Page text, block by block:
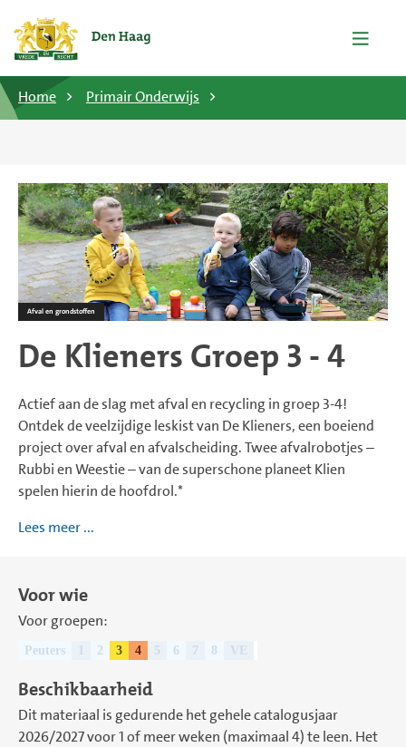
Home Primair Onderwijs
Afval en grondstoffen
De Klieners Groep 3 - 4
Actief aan de slag met afval en recycling in groep 3-4!
Ontdek de veelzijdige leskist van De Klieners, een boeiend
project over afval en afvalscheiding. Twee afvalrobotjes –
Rubbi en Weestie – van de superschone planeet Klien
spelen hierin de hoofdrol.*
Lees meer ...
Voor wie
Voor groepen:
Peuters 2 3 4 5 6 7 8 VE
Beschikbaarheid
Dit materiaal is gedurende het gehele catalogusjaar
2026/2027 voor 1 of meer weken (maximaal 4) te leen. Het